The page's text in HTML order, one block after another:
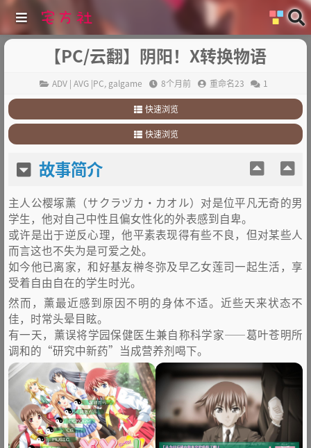
【PC/云翻】阴阳！X转换物语
ADV | AVG |PC, galgame 8个月前 重命名23 1
快速浏览
1.故事简介
2.其他
快速浏览
2.其他故事简介
主人公樱塚薰（サクラヅカ・カオル）对是位平凡无奇的男
学生，他对自己中性且偏女性化的外表感到自卑。
或许是出于逆反心理，他平素表现得有些不良，但对某些人
而言这也不失为是可爱之处。
如今他已离家，和好基友榊冬弥及早乙女莲司一起生活，享
受着自由自在的学生时光。
然而，薰最近感到原因不明的身体不适。近些天来状态不
佳，时常头晕目眩。
有一天，薰误将学园保健医生兼自称科学家——葛叶苍明所
调和的“研究中新药”当成营养剂喝下。